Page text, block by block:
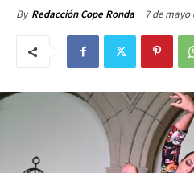
By Redacción Cope Ronda 7 de mayo